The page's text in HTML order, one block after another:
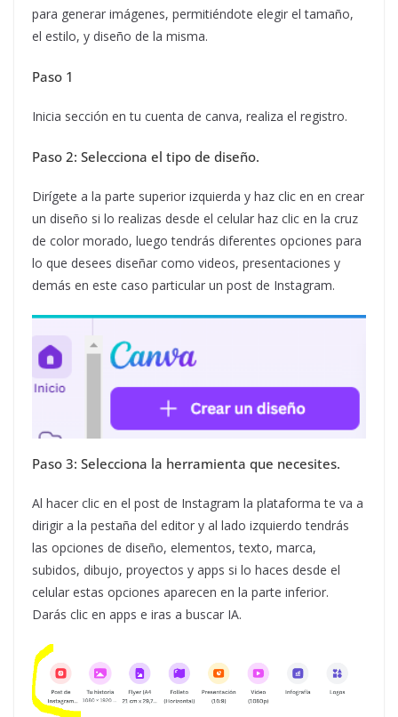
para generar imágenes, permitiéndote elegir el tamaño,
el estilo, y diseño de la misma.
Paso 1
Inicia sección en tu cuenta de canva, realiza el registro.
Paso 2: Selecciona el tipo de diseño.
Dirígete a la parte superior izquierda y haz clic en en crear
un diseño si lo realizas desde el celular haz clic en la cruz
de color morado, luego tendrás diferentes opciones para
lo que desees diseñar como videos, presentaciones y
demás en este caso particular un post de Instagram.
Paso 3: Selecciona la herramienta que necesites.
Al hacer clic en el post de Instagram la plataforma te va a
dirigir a la pestaña del editor y al lado izquierdo tendrás
las opciones de diseño, elementos, texto, marca,
subidos, dibujo, proyectos y apps si lo haces desde el
celular estas opciones aparecen en la parte inferior.
Darás clic en apps e iras a buscar IA.